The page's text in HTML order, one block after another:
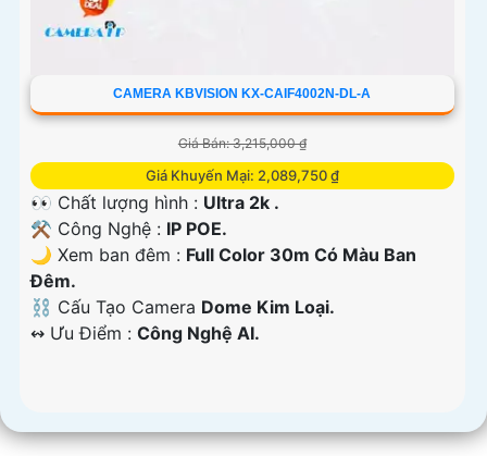
CAMERA KBVISION KX-CAIF4002N-DL-A
Giá Bán: 3,215,000 ₫
Giá Khuyến Mại: 2,089,750 ₫
👀 Chất lượng hình : Ultra 2k .
⚒ Công Nghệ : IP POE.
🌙 Xem ban đêm : Full Color 30m Có Màu Ban
Đêm.
⛓ Cấu Tạo Camera Dome Kim Loại.
️↭ Ưu Điểm : Công Nghệ AI.